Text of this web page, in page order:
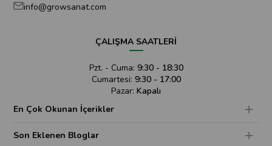
info@growsanat.com
ÇALIŞMA SAATLERİ
Pzt. - Cuma: 9:30 - 18:30
Cumartesi: 9:30 - 17:00
Pazar: Kapalı
En Çok Okunan İçerikler
Son Eklenen Bloglar